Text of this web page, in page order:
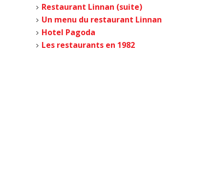
Restaurant Linnan (suite)
Un menu du restaurant Linnan
Hotel Pagoda
Les restaurants en 1982